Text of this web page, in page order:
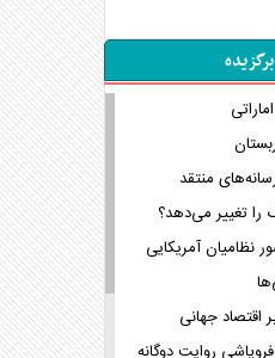
منتقد
تغییر می‌دهد؟
آمریکایی
اقتصاد جهانی
روایت دوگانه